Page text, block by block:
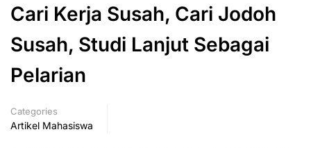
Cari Kerja Susah, Cari Jodoh
Susah, Studi Lanjut Sebagai
Pelarian
Categories
Artikel Mahasiswa